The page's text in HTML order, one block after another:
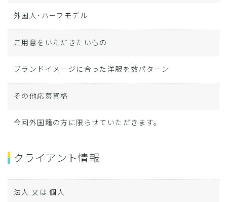
外国人･ハーフモデル
ご用意をいただきたいもの
ブランドイメージに合った洋服を数パターン
その他応募資格
今回外国籍の方に限らせていただきます。
クライアント情報
法人 又は 個人